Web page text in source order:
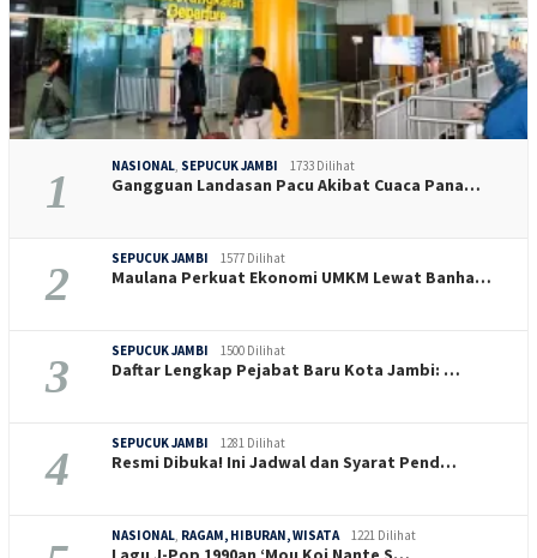
1 NASIONAL, SEPUCUK JAMBI 1733 Dilihat
Gangguan Landasan Pacu Akibat Cuaca Pana…
2 SEPUCUK JAMBI 1577 Dilihat
Maulana Perkuat Ekonomi UMKM Lewat Banha…
3 SEPUCUK JAMBI 1500 Dilihat
Daftar Lengkap Pejabat Baru Kota Jambi: …
4 SEPUCUK JAMBI 1281 Dilihat
Resmi Dibuka! Ini Jadwal dan Syarat Pend…
NASIONAL, RAGAM, HIBURAN, WISATA 1221 Dilihat